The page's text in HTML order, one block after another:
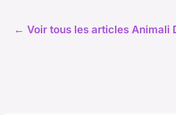
← Voir tous les articles Animali